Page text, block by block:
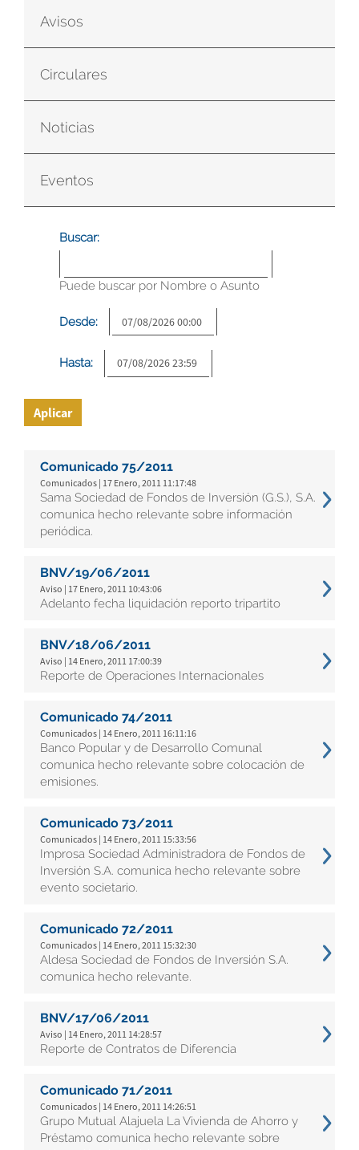
Avisos
Circulares
Noticias
Eventos
Buscar:
Puede buscar por Nombre o Asunto
Desde:
Hasta:
Aplicar
Comunicado 75/2011
Comunicados | 17 Enero, 2011 11:17:48
Sama Sociedad de Fondos de Inversión (G.S.), S.A.
comunica hecho relevante sobre información
periódica.
BNV/19/06/2011
Aviso | 17 Enero, 2011 10:43:06
Adelanto fecha liquidación reporto tripartito
BNV/18/06/2011
Aviso | 14 Enero, 2011 17:00:39
Reporte de Operaciones Internacionales
Comunicado 74/2011
Comunicados | 14 Enero, 2011 16:11:16
Banco Popular y de Desarrollo Comunal
comunica hecho relevante sobre colocación de
emisiones.
Comunicado 73/2011
Comunicados | 14 Enero, 2011 15:33:56
Improsa Sociedad Administradora de Fondos de
Inversión S.A. comunica hecho relevante sobre
evento societario.
Comunicado 72/2011
Comunicados | 14 Enero, 2011 15:32:30
Aldesa Sociedad de Fondos de Inversión S.A.
comunica hecho relevante.
BNV/17/06/2011
Aviso | 14 Enero, 2011 14:28:57
Reporte de Contratos de Diferencia
Comunicado 71/2011
Comunicados | 14 Enero, 2011 14:26:51
Grupo Mutual Alajuela La Vivienda de Ahorro y
Préstamo comunica hecho relevante sobre